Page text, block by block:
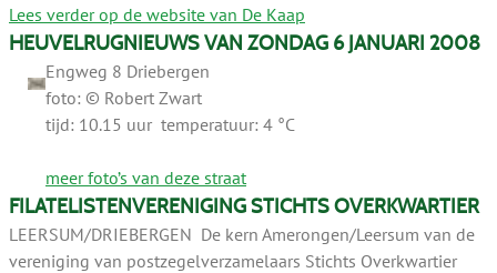
Lees verder op de website van De Kaap
HEUVELRUGNIEUWS VAN ZONDAG 6 JANUARI 2008
Engweg 8 Driebergen
foto: © Robert Zwart
tijd: 10.15 uur temperatuur: 4 °C
meer foto’s van deze straat
FILATELISTENVERENIGING STICHTS OVERKWARTIER
LEERSUM/DRIEBERGEN De kern Amerongen/Leersum van de
vereniging van postzegelverzamelaars Stichts Overkwartier